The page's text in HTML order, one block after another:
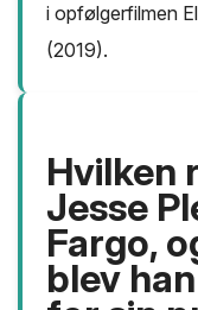
i opfølgerfilmen
(2019).
Hvilken
Jesse
Fargo,
blev